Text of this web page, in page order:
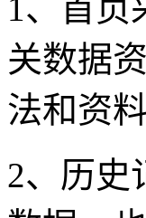
1、首页
关数据
法和资
2、历史